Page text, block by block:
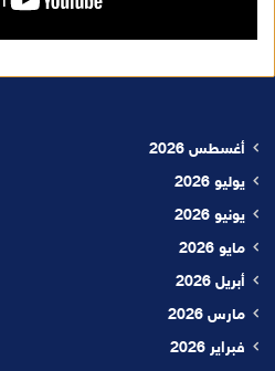
أغسطس 2026
يوليو 2026
يونيو 2026
مايو 2026
أبريل 2026
مارس 2026
فبراير 2026